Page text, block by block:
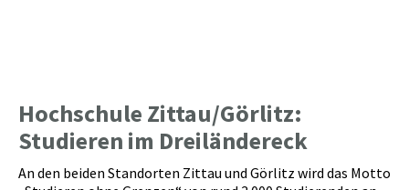
Hochschule Zittau/Görlitz:
Studieren im Dreiländereck
An den beiden Standorten Zittau und Görlitz wird das Motto